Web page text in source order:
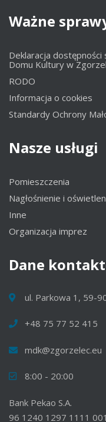
Ważne
Deklaracja
Domu Kultury w
RODO
Informacja o cookies
Standardy Ochrony
Nasze usługi
Pomieszczenia
Nagłośnienie i
Inne
Organizacja imprez
Dane
ul. Parkowa 1, 59-
+48 75 77 52 415
mdk@zgorzelec.eu
8:00 - 20:00
Bank Pekao S.A.
96 1240 1297 1111